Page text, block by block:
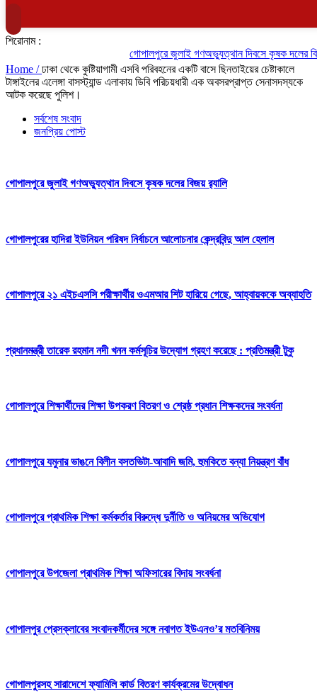
শিরোনাম :
গোপালপুরে জুলাই গণঅভ্যুত্থান দিবসে কৃষক দলের
Home /ঢাকা থেকে কুষ্টিয়াগামী এসবি পরিবহনের একটি বাসে ছিনতাইয়ের চেষ্টাকালে
টাঙ্গাইলের এলেঙ্গা বাসস্ট্যান্ড এলাকায় ডিবি পরিচয়ধারী এক অবসরপ্রাপ্ত সেনাসদস্যকে
আটক করেছে পুলিশ।
সর্বশেষ সংবাদ
জনপ্রিয় পোস্ট
গোপালপুরে জুলাই গণঅভ্যুত্থান দিবসে কৃষক দলের বিজয় র‍্যালি
গোপালপুরের হাদিরা ইউনিয়ন পরিষদ নির্বাচনে আলোচনার কেন্দ্রবিন্দু আল হেলাল
গোপালপুরে ২১ এইচএসসি পরীক্ষার্থীর ওএমআর শিট হারিয়ে গেছে, আহ্বায়ককে অব্যাহতি
প্রধানমন্ত্রী তারেক রহমান নদী খনন কর্মসূচির উদ্যোগ গ্রহণ করেছে : প্রতিমন্ত্রী টুকু
গোপালপুরে শিক্ষার্থীদের শিক্ষা উপকরণ বিতরণ ও শ্রেষ্ঠ প্রধান শিক্ষকদের সংবর্ধনা
গোপালপুরে যমুনার ভাঙনে বিলীন বসতভিটা-আবাদি জমি, হুমকিতে বন্যা নিয়ন্ত্রণ বাঁধ
গোপালপুরে প্রাথমিক শিক্ষা কর্মকর্তার বিরুদ্ধে দুর্নীতি ও অনিয়মের অভিযোগ
গোপালপুরে উপজেলা প্রাথমিক শিক্ষা অফিসারের বিদায় সংবর্ধনা
গোপালপুর প্রেসক্লাবের সংবাদকর্মীদের সঙ্গে নবাগত ইউএনও’র মতবিনিময়
গোপালপুরসহ সারাদেশে ফ্যামিলি কার্ড বিতরণ কার্যক্রমের উদ্বোধন